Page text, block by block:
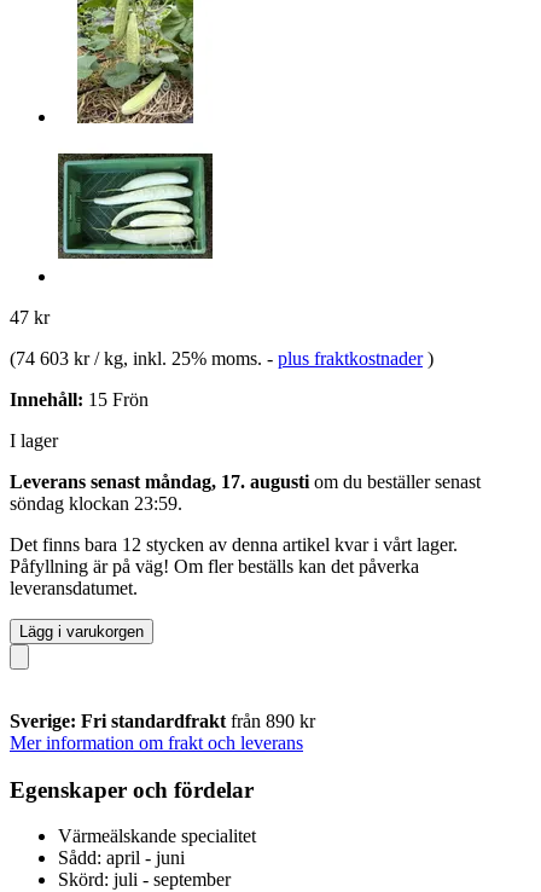
47 kr
(74 603 kr / kg, inkl. 25% moms. - plus fraktkostnader )
Innehåll: 15 Frön
I lager
Leverans senast måndag, 17. augusti om du beställer senast
söndag klockan 23:59.
Det finns bara 12 stycken av denna artikel kvar i vårt lager.
Påfyllning är på väg! Om fler beställs kan det påverka
leveransdatumet.
Lägg i varukorgen
Sverige: Fri standardfrakt från 890 kr
Mer information om frakt och leverans
Egenskaper och fördelar
Värmeälskande specialitet
Sådd: april - juni
Skörd: juli - september